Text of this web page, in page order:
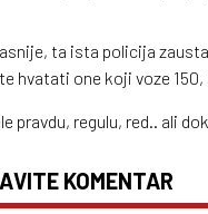
ta ista policija
hvatati one koji voze
pravdu, regulu, red.. ali
KOMENTAR